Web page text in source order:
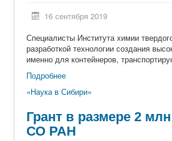
16 сентября 2019
Специалисты Института химии
разработкой технологии создания
именно для контейнеров,
Подробнее
«Наука в Сибири»
Грант в размере 2
СО РАН